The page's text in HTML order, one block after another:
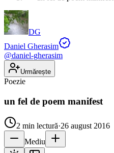
DG
Daniel Gherasim
@daniel-gherasim
Urmărește
Poezie
un fel de poem manifest
2 min lectură·26 august 2016
Mediu